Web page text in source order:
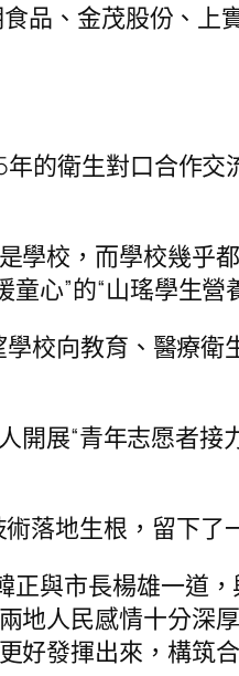
品、金茂股份、上
的衛生對口合作交
學校，而學校幾乎
心”的“山瑤學生營
校向教育、醫療衛
展“青年志愿者接
落地生根，留下了
與市長楊雄一道，
地人民感情十分深
好發揮出來，構筑